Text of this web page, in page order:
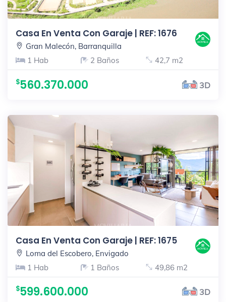
Casa En Venta Con Garaje | REF: 1676
Gran Malecón, Barranquilla
1 Hab
2 Baños 42,7 m2
560.370.000 3D
Casa En Venta Con Garaje | REF: 1675
Loma del Escobero, Envigado
1 Hab
1 Baños 49,86 m2
599.600.000 3D